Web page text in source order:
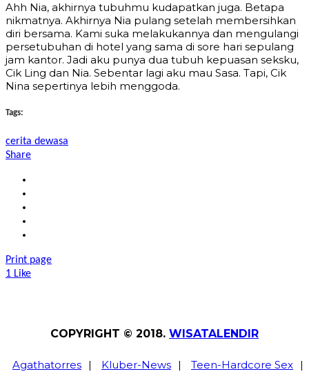
Ahh Nia, akhirnya tubuhmu kudapatkan juga. Betapa
nikmatnya. Akhirnya Nia pulang setelah membersihkan
diri bersama. Kami suka melakukannya dan mengulangi
persetubuhan di hotel yang sama di sore hari sepulang
jam kantor. Jadi aku punya dua tubuh kepuasan seksku,
Cik Ling dan Nia. Sebentar lagi aku mau Sasa. Tapi, Cik
Nina sepertinya lebih menggoda.
Tags:
cerita dewasa
Share
Print page
1 Like
COPYRIGHT © 2018. WISATALENDIR
Agathatorres | Kluber-News | Teen-Hardcore Sex |